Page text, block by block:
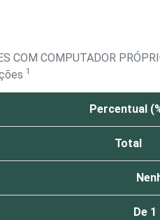
COM COMPUTADOR
1
Percentual
Total
De